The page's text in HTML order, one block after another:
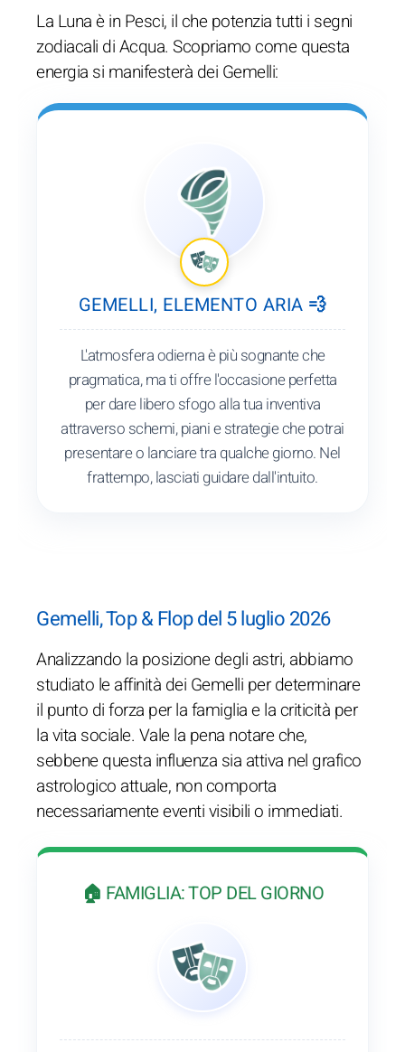
La Luna è in Pesci, il che potenzia tutti i segni
zodiacali di Acqua. Scopriamo come questa
energia si manifesterà dei Gemelli:
GEMELLI, ELEMENTO ARIA 💨
L'atmosfera odierna è più sognante che
pragmatica, ma ti offre l'occasione perfetta
per dare libero sfogo alla tua inventiva
attraverso schemi, piani e strategie che potrai
presentare o lanciare tra qualche giorno. Nel
frattempo, lasciati guidare dall'intuito.
Gemelli, Top & Flop del 5 luglio 2026
Analizzando la posizione degli astri, abbiamo
studiato le affinità dei Gemelli per determinare
il punto di forza per la famiglia e la criticità per
la vita sociale. Vale la pena notare che,
sebbene questa influenza sia attiva nel grafico
astrologico attuale, non comporta
necessariamente eventi visibili o immediati.
🏠 FAMIGLIA: TOP DEL GIORNO